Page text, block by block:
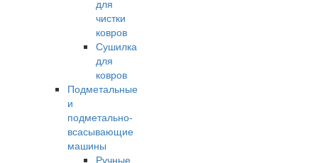
для
чистки
ковров
Сушилка
для
ковров
Подметальные
и
подметально-
всасывающие
машины
Ручные